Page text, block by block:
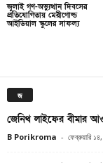
জুলাই গণ-অভ্যুত্থান দিবসের
প্রতিযোগিতায় মেরীগোল্ড
আইডিয়াল স্কুলের সাফল্য
জ
জেনিথ লাইফের বীমার
B Porikroma - ফেব্রুয়ারি